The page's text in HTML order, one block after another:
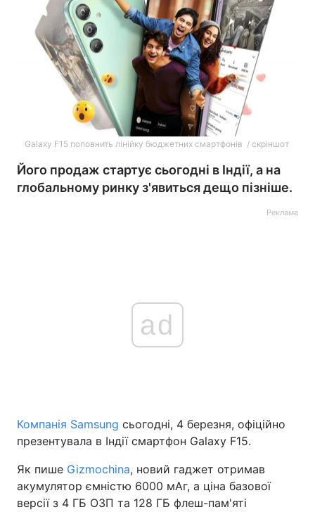
Galaxy F15 поповнить лінійку бюджетних смартфонів / скріншот
Його продаж стартує сьогодні в Індії, а на
глобальному ринку з'явиться дещо пізніше.
Реклама
ad
Компанія Samsung сьогодні, 4 березня, офіційно
презентувала в Індії смартфон Galaxy F15.
Як пише Gizmochina, новий гаджет отримав
акумулятор ємністю 6000 мАг, а ціна базової
версії з 4 ГБ ОЗП та 128 ГБ флеш-пам'яті